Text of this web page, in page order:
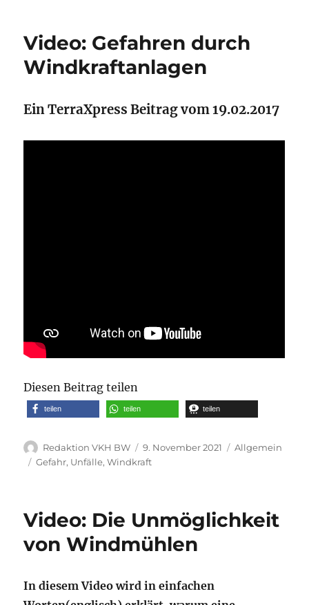
Video: Gefahren durch
Windkraftanlagen
Ein TerraXpress Beitrag vom 19.02.2017
Diesen Beitrag teilen
teilen teilen teilen
Autor
Redaktion VKH BW
Veröffentlicht
am
9. November 2021 Kategorien
Allgemein
Schlagwörter
Gefahr, Unfälle,Windkraft
Video: Die Unmöglichkeit
von Windmühlen
In diesem Video wird in einfachen